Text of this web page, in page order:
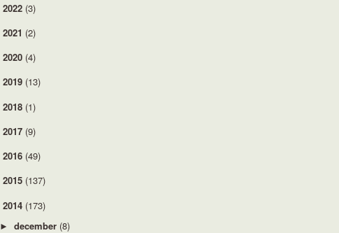
2022 (3)
2021 (2)
2020 (4)
2019 (13)
2018 (1)
2017 (9)
2016 (49)
2015 (137)
2014 (173)
► december (8)